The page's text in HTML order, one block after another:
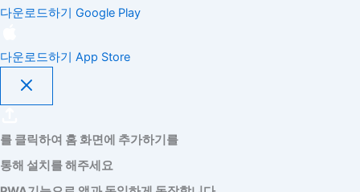
다운로드하기 Google Play
다운로드하기 App Store
를 클릭하여 홈 화면에 추가하기를
통해 설치를 해주세요